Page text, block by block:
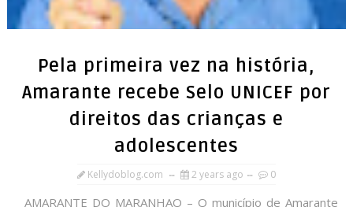
Pela primeira vez na história,
Amarante recebe Selo UNICEF por
direitos das crianças e
adolescentes
Kellydoblog.com 2 years ago 0
AMARANTE DO MARANHAO – O município de Amarante